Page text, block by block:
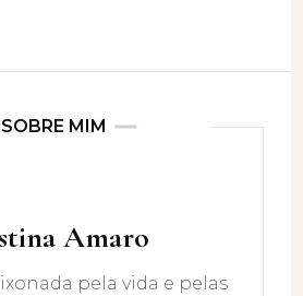
SOBRE MIM
Amaro
pela vida e pelas